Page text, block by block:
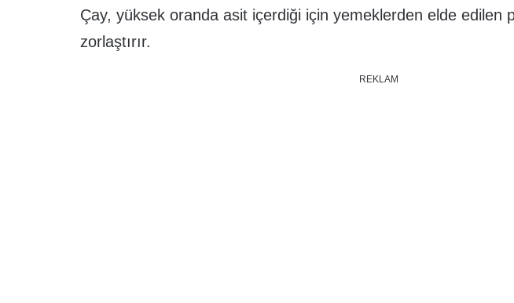
Çay, yüksek oranda asit içerdiği için yemeklerden elde edilen
zorlaştırır.
REKLAM